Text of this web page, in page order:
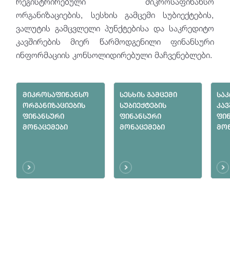
დაწესებულებები
ფინანსური მაჩვენებლები
მიკროსაფინანსო ორგანიზაციების
ფინანსური მონაცემები
მონაცემები
საკრედიტო კავშირების ფინანსური
მონაცემები
ფინანსური და საზედამხედველო
ორგანიზაციების, სესხის გამცემი სუბიექტების,
ვალუტის გამცვლელი პუნქტებისა და საკრედიტო
კავშირების მიერ წარმოდგენილი ფინანსური
ინფორმაციის კონსოლიდირებული მაჩვენებლები.
მიკროსაფინანსო
ორგანიზაციების
ფინანსური
მონაცემები
სესხის გამცემი
სუბიექტების
ფინანსური
მონაცემები